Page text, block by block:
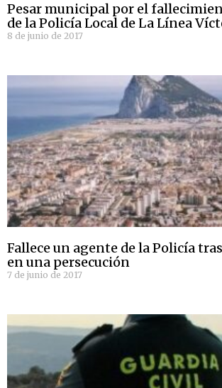
Pesar municipal por el
de la Policía Local de La Línea
8 de junio de 2017
Fallece un agente de la Policía
en una persecución
7 de junio de 2017